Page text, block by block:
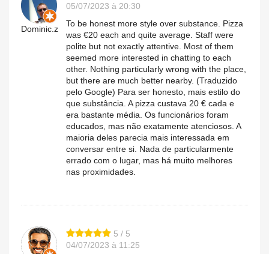
Dominic.z
05/07/2023 à 20:30
To be honest more style over substance. Pizza
was €20 each and quite average. Staff were
polite but not exactly attentive. Most of them
seemed more interested in chatting to each
other. Nothing particularly wrong with the place,
but there are much better nearby. (Traduzido
pelo Google) Para ser honesto, mais estilo do
que substância. A pizza custava 20 € cada e
era bastante média. Os funcionários foram
educados, mas não exatamente atenciosos. A
maioria deles parecia mais interessada em
conversar entre si. Nada de particularmente
errado com o lugar, mas há muito melhores
nas proximidades.
5 / 5
04/07/2023 à 11:25